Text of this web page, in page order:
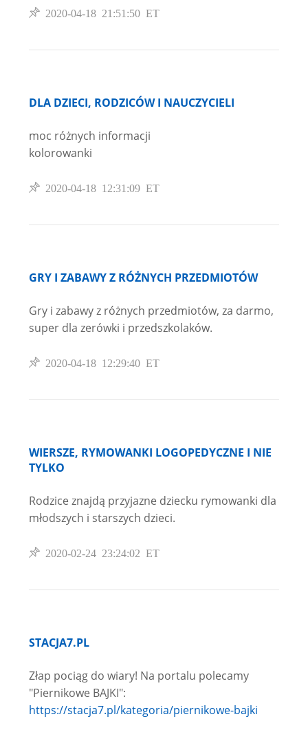
2020-04-18 21:51:50 ET
DLA DZIECI, RODZICÓW I NAUCZYCIELI
moc różnych informacji
kolorowanki
2020-04-18 12:31:09 ET
GRY I ZABAWY Z RÓŻNYCH PRZEDMIOTÓW
Gry i zabawy z różnych przedmiotów, za darmo,
super dla zerówki i przedszkolaków.
2020-04-18 12:29:40 ET
WIERSZE, RYMOWANKI LOGOPEDYCZNE I NIE
TYLKO
Rodzice znajdą przyjazne dziecku rymowanki dla
młodszych i starszych dzieci.
2020-02-24 23:24:02 ET
STACJA7.PL
Złap pociąg do wiary! Na portalu polecamy
"Piernikowe BAJKI":
https://stacja7.pl/kategoria/piernikowe-bajki